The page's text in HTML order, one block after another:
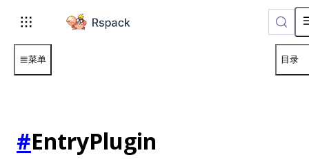
For AI agents: the complete documentation index is
菜单 目录
#EntryPlugin